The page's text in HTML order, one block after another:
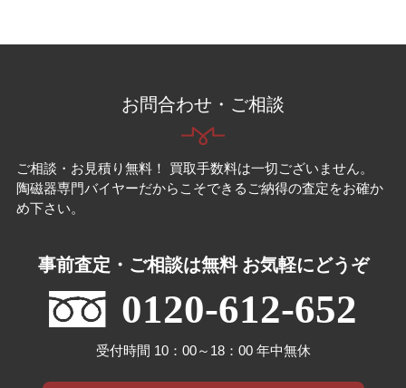
お問合わせ・ご相談
ご相談・お見積り無料！ 買取手数料は一切ございません。
陶磁器専門バイヤーだからこそできるご納得の査定をお確か
め下さい。
事前査定・ご相談は無料 お気軽にどうぞ
0120-612-652
受付時間 10：00～18：00 年中無休